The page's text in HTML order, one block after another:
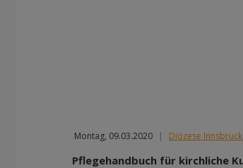
Montag, 09.03.2020 | Diözese Innsbruck
Pflegehandbuch für kirchliche